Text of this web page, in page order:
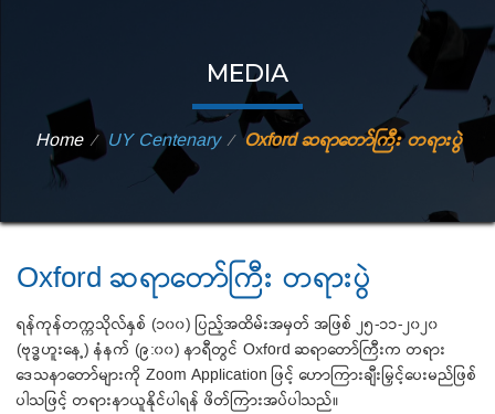
MEDIA
Home ⁄ UY Centenary ⁄ Oxford ဆရာတော်ကြီး တရားပွဲ
Oxford ဆရာတော်ကြီး တရားပွဲ
ရန်ကုန်တက္ကသိုလ်နှစ် (၁၀၀) ပြည့်အထိမ်းအမှတ် အဖြစ် ၂၅-၁၁-၂၀၂၀
(ဗုဒ္ဓဟူးနေ့) နံနက် (၉:၀၀) နာရီတွင် Oxford ဆရာတော်ကြီးက တရား
ဒေသနာတော်များကို Zoom Application ဖြင့် ဟောကြားချီးမြှင့်ပေးမည်ဖြစ်
ပါသဖြင့် တရားနာယူနိုင်ပါရန် ဖိတ်ကြားအပ်ပါသည်။